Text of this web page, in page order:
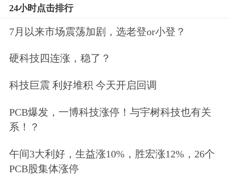
24小时点击排行
7月以来市场震荡加剧，选老登or小登？
硬科技四连涨，稳了？
科技巨震 利好堆积 今天开启回调
PCB爆发，一博科技涨停！与宇树科技也有关
系！？
午间3大利好，生益涨10%，胜宏涨12%，26个
PCB股集体涨停